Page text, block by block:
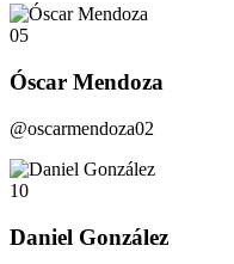
05
Óscar Mendoza
@oscarmendoza02
10
Daniel González